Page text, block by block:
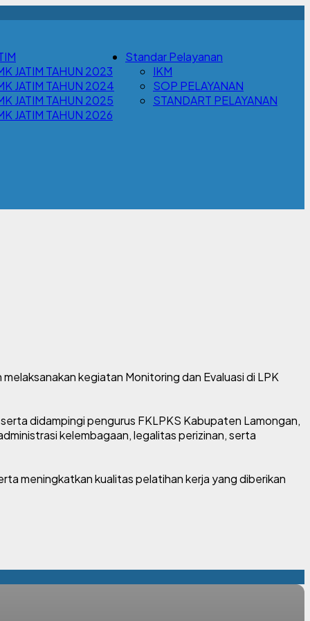
JATIM TAHUN 2023
JATIM TAHUN 2024
JATIM TAHUN 2025
JATIM TAHUN 2026
Standar Pelayanan
IKM
SOP PELAYANAN
STANDART PELAYANAN
kegiatan Monitoring dan Evaluasi di LPK
didampingi pengurus FKLPKS Kabupaten Lamongan,
kelembagaan, legalitas perizinan, serta
meningkatkan kualitas pelatihan kerja yang diberikan